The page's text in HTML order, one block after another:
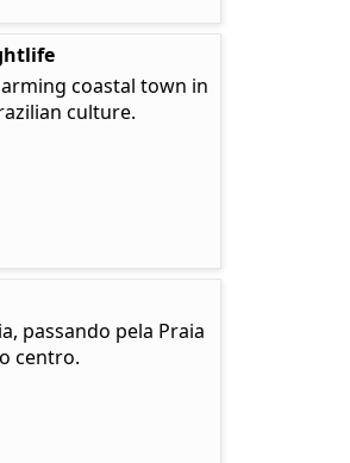
coastal town in
culture.
passando pela Praia
centro.